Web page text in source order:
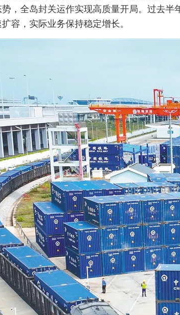
，全岛封关运作实现高质量开局。过去半
容，实际业务保持稳定增长。